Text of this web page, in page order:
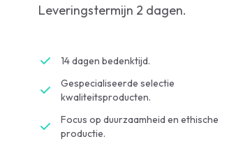
Leveringstermijn 2 dagen.
14 dagen bedenktijd.
Gespecialiseerde selectie
kwaliteitsproducten.
Focus op duurzaamheid en ethische
productie.